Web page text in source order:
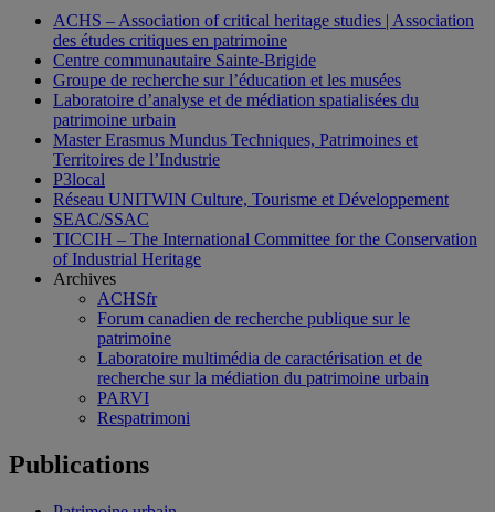
ACHS – Association of critical heritage studies | Association
des études critiques en patrimoine
Centre communautaire Sainte-Brigide
Groupe de recherche sur l’éducation et les musées
Laboratoire d’analyse et de médiation spatialisées du
patrimoine urbain
Master Erasmus Mundus Techniques, Patrimoines et
Territoires de l’Industrie
P3local
Réseau UNITWIN Culture, Tourisme et Développement
SEAC/SSAC
TICCIH – The International Committee for the Conservation
of Industrial Heritage
Archives
ACHSfr
Forum canadien de recherche publique sur le
patrimoine
Laboratoire multimédia de caractérisation et de
recherche sur la médiation du patrimoine urbain
PARVI
Respatrimoni
Publications